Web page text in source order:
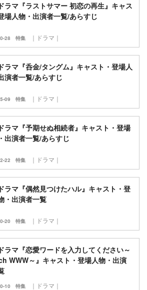
ラマ『ラストサマー 初恋の再生』キャス
場人物・出演者一覧/あらすじ
28 特集 ｜ドラマ｜
ラマ『呑金/タングム』キャスト・登場人
演者一覧/あらすじ
09 特集 ｜ドラマ｜
ラマ『予期せぬ相続者』キャスト・登場
出演者一覧/あらすじ
22 特集 ｜ドラマ｜
ラマ『偶然見つけたハル』キャスト・登
・出演者一覧
20 特集 ｜ドラマ｜
ラマ『恋愛ワードを入力してください～
WWW～』キャスト・登場人物・出演
10 特集 ｜ドラマ｜